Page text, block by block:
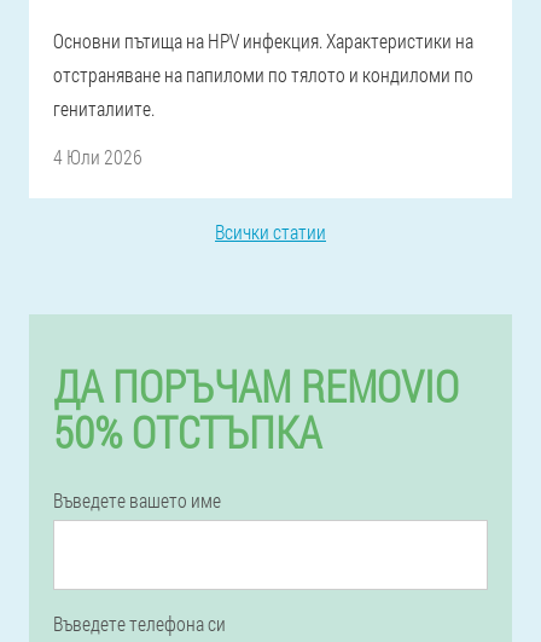
Основни пътища на HPV инфекция. Характеристики на
отстраняване на папиломи по тялото и кондиломи по
гениталиите.
4 Юли 2026
Всички статии
ДА ПОРЪЧАМ REMOVIO
50% ОТСТЪПКА
Въведете вашето име
Въведете телефона си